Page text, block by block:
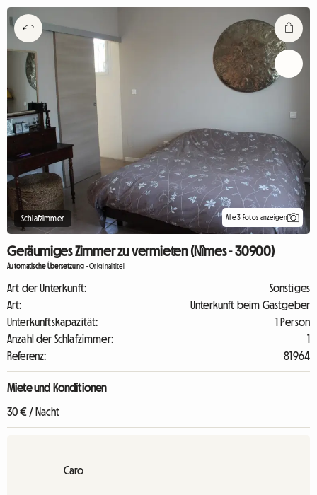
Schlafzimmer Alle 3 Fotos anzeigen
Geräumiges Zimmer zu vermieten (Nîmes - 30900)
Automatische Übersetzung -Originaltitel
Art der Unterkunft:
Sonstiges
Art:
Unterkunft beim Gastgeber
Unterkunftskapazität:
1 Person
Anzahl der Schlafzimmer:
1
Referenz:
81964
Miete und Konditionen
30 € / Nacht
Caro